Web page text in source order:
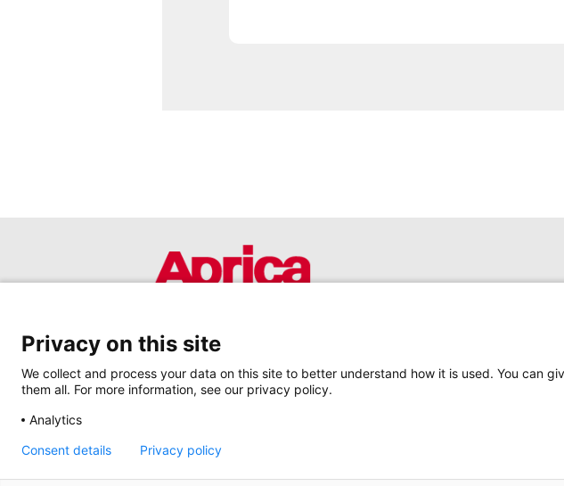
Privacy on this site
We collect and process your data on this site to better understand how it is used. You can
them all. For more information, see our privacy policy.
Analytics
Consent details Privacy policy